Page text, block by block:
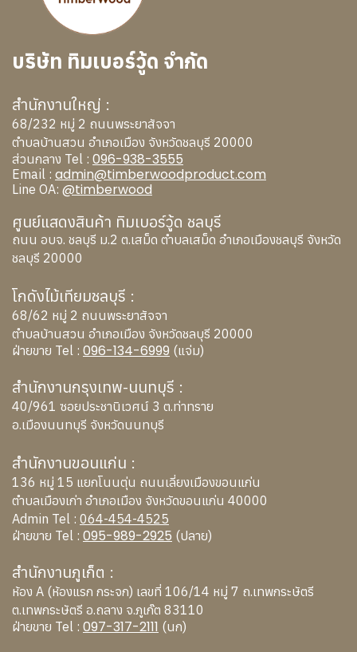
บริษัท ทิมเบอร์วู้ด จำกัด
สำนักงานใหญ่ :
68/232 หมู่ 2 ถนนพระยาสัจจา
ตำบลบ้านสวน อำเภอเมือง จังหวัดชลบุรี 20000
ส่วนกลาง Tel : 096-938-3555
Email : admin@timberwoodproduct.com
Line OA: @timberwood
ศูนย์แสดงสินค้า ทิมเบอร์วู้ด ชลบุรี
ถนน อบจ. ชลบุรี ม.2 ต.เสม็ด ตำบลเสม็ด อำเภอเมืองชลบุรี จังหวัด
ชลบุรี 20000
โกดังไม้เทียมชลบุรี :
68/62 หมู่ 2 ถนนพระยาสัจจา
ตำบลบ้านสวน อำเภอเมือง จังหวัดชลบุรี 20000
ฝ่ายขาย Tel : 096-134-6999 (แจ่ม)
สำนักงานกรุงเทพ-นนทบุรี :
40/961 ซอยประชานิเวศน์ 3 ต.ท่าทราย
อ.เมืองนนทบุรี จังหวัดนนทบุรี
สำนักงานขอนแก่น :
136 หมู่ 15 แยกโนนตุ่น ถนนเลี่ยงเมืองขอนแก่น
ตำบลเมืองเก่า อำเภอเมือง จังหวัดขอนแก่น 40000
Admin Tel : 064-454-4525
ฝ่ายขาย Tel : 095-989-2925 (ปลาย)
สำนักงานภูเก็ต :
ห้อง A (ห้องแรก กระจก) เลขที่ 106/14 หมู่ 7 ถ.เทพกระษัตรี
ต.เทพกระษัตรี อ.ถลาง จ.ภูเก๊ต 83110
ฝ่ายขาย Tel : 097-317-2111 (นก)